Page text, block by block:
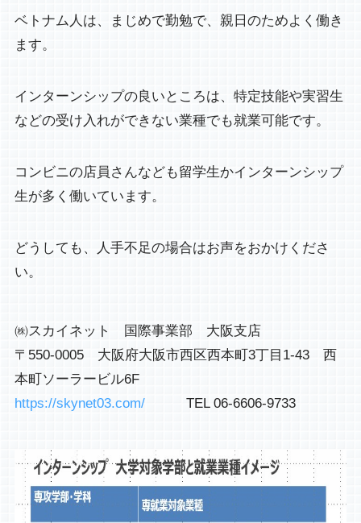
ベトナム人は、まじめで勤勉で、親日のためよく働き
ます。
インターンシップの良いところは、特定技能や実習生
などの受け入れができない業種でも就業可能です。
コンビニの店員さんなども留学生かインターンシップ
生が多く働いています。
どうしても、人手不足の場合はお声をおかけくださ
い。
㈱スカイネット　国際事業部　大阪支店
〒550-0005　大阪府大阪市西区西本町3丁目1-43　西
本町ソーラービル6F
https://skynet03.com/
TEL 06-6606-9733